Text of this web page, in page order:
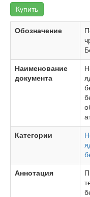
Купить
Обозначение
Наименование
документа
Категории
Аннотация